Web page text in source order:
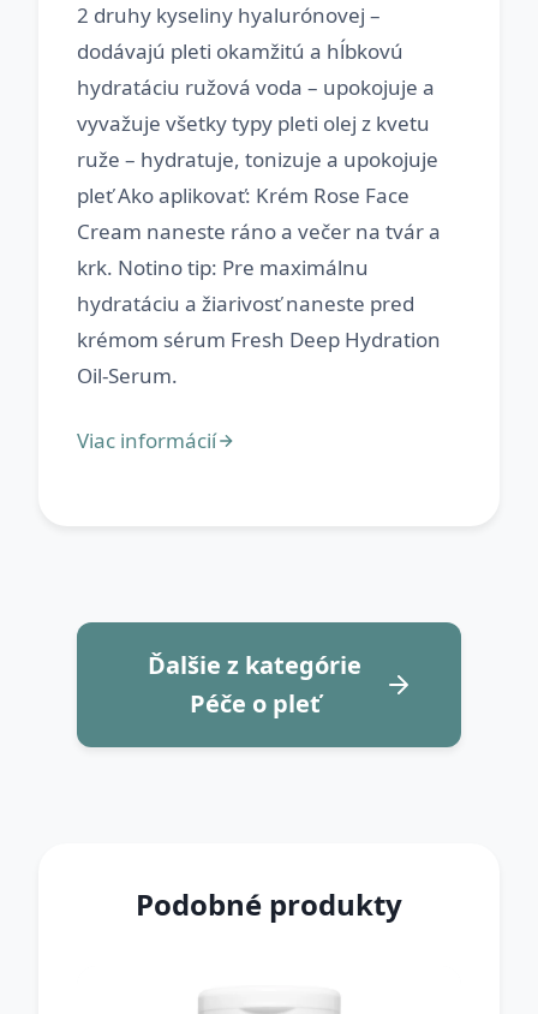
2 druhy kyseliny hyalurónovej –
dodávajú pleti okamžitú a hĺbkovú
hydratáciu ružová voda – upokojuje a
vyvažuje všetky typy pleti olej z kvetu
ruže – hydratuje, tonizuje a upokojuje
pleť Ako aplikovať: Krém Rose Face
Cream naneste ráno a večer na tvár a
krk. Notino tip: Pre maximálnu
hydratáciu a žiarivosť naneste pred
krémom sérum Fresh Deep Hydration
Ďalšie z kategórie
Péče o pleť
Podobné produkty